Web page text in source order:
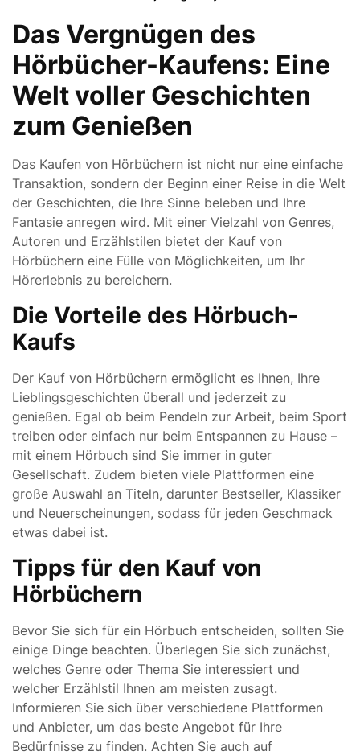
2025
Das Vergnügen des
Hörbücher-Kaufens: Eine
Welt voller Geschichten
zum Genießen
Das Kaufen von Hörbüchern ist nicht nur eine einfache
Transaktion, sondern der Beginn einer Reise in die Welt
der Geschichten, die Ihre Sinne beleben und Ihre
Fantasie anregen wird. Mit einer Vielzahl von Genres,
Autoren und Erzählstilen bietet der Kauf von
Hörbüchern eine Fülle von Möglichkeiten, um Ihr
Hörerlebnis zu bereichern.
Die Vorteile des Hörbuch-
Kaufs
Der Kauf von Hörbüchern ermöglicht es Ihnen, Ihre
Lieblingsgeschichten überall und jederzeit zu
genießen. Egal ob beim Pendeln zur Arbeit, beim Sport
treiben oder einfach nur beim Entspannen zu Hause –
mit einem Hörbuch sind Sie immer in guter
Gesellschaft. Zudem bieten viele Plattformen eine
große Auswahl an Titeln, darunter Bestseller, Klassiker
und Neuerscheinungen, sodass für jeden Geschmack
etwas dabei ist.
Tipps für den Kauf von
Hörbüchern
Bevor Sie sich für ein Hörbuch entscheiden, sollten Sie
einige Dinge beachten. Überlegen Sie sich zunächst,
welches Genre oder Thema Sie interessiert und
welcher Erzählstil Ihnen am meisten zusagt.
Informieren Sie sich über verschiedene Plattformen
und Anbieter, um das beste Angebot für Ihre
Bedürfnisse zu finden. Achten Sie auch auf